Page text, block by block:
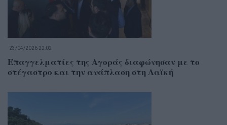
23/04/2026 22:02
Επαγγελματίες της Αγοράς διαφώνησαν με το
στέγαστρο και την ανάπλαση στη Λαϊκή